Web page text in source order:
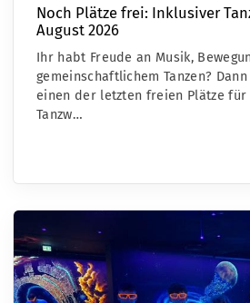
Noch Plätze frei: Inklusiver
August 2026
Ihr habt Freude an Musik,
gemeinschaftlichem Tanzen?
einen der letzten freien Plätze
Tanzw…